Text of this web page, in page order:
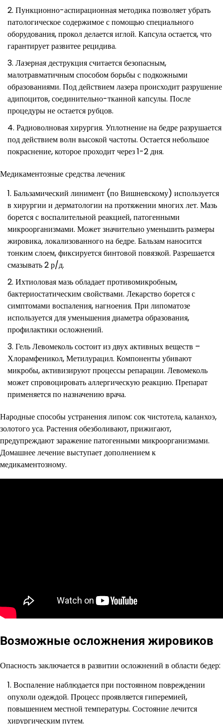
Пункционно-аспирационная методика позволяет убрать
патологическое содержимое с помощью специального
оборудования, прокол делается иглой. Капсула остается, что
гарантирует развитее рецидива.
Лазерная деструкция считается безопасным,
малотравматичным способом борьбы с подкожными
образованиями. Под действием лазера происходит разрушение
адипоцитов, соединительно-тканной капсулы. После
процедуры не остается рубцов.
Радиоволновая хирургия. Уплотнение на бедре разрушается
под действием волн высокой частоты. Остается небольшое
покраснение, которое проходит через 1-2 дня.
Медикаментозные средства лечения:
Бальзамический линимент (по Вишневскому) используется
в хирургии и дерматологии на протяжении многих лет. Мазь
борется с воспалительной реакцией, патогенными
микроорганизмами. Может значительно уменьшить размеры
жировика, локализованного на бедре. Бальзам наносится
тонким слоем, фиксируется бинтовой повязкой. Разрешается
смазывать 2 р/д.
Ихтиоловая мазь обладает противомикробным,
бактериостатическим свойствами. Лекарство борется с
симптомами воспаления, нагноения. При липоматозе
используется для уменьшения диаметра образования,
профилактики осложнений.
Гель Левомеколь состоит из двух активных веществ –
Хлорамфеникол, Метилурацил. Компоненты убивают
микробы, активизируют процессы репарации. Левомеколь
может спровоцировать аллергическую реакцию. Препарат
применяется по назначению врача.
Народные способы устранения липом: сок чистотела, каланхоэ,
золотого уса. Растения обезболивают, прижигают,
предупреждают заражение патогенными микроорганизмами.
Домашнее лечение выступает дополнением к
медикаментозному.
Возможные осложнения жировиков
Опасность заключается в развитии осложнений в области бедер:
Воспаление наблюдается при постоянном повреждении
опухоли одеждой. Процесс проявляется гиперемией,
повышением местной температуры. Состояние лечится
хирургическим путем.